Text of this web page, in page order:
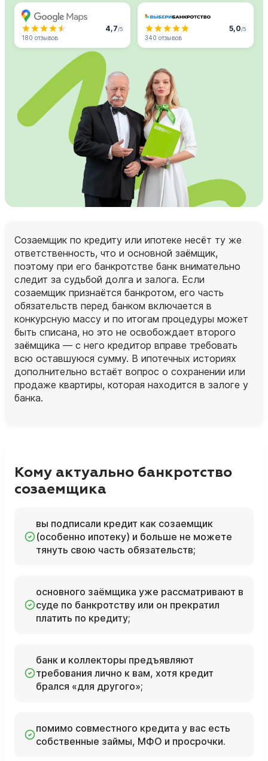
4,7/5
180 отзывов
5,0/5
340 отзывов
Созаемщик по кредиту или ипотеке несёт ту же
ответственность, что и основной заёмщик,
поэтому при его банкротстве банк внимательно
следит за судьбой долга и залога. Если
созаемщик признаётся банкротом, его часть
обязательств перед банком включается в
конкурсную массу и по итогам процедуры может
быть списана, но это не освобождает второго
заёмщика — с него кредитор вправе требовать
всю оставшуюся сумму. В ипотечных историях
дополнительно встаёт вопрос о сохранении или
продаже квартиры, которая находится в залоге у
банка.
Кому актуально банкротство
созаемщика
вы подписали кредит как созаемщик
(особенно ипотеку) и больше не можете
тянуть свою часть обязательств;
основного заёмщика уже рассматривают в
суде по банкротству или он прекратил
платить по кредиту;
банк и коллекторы предъявляют
требования лично к вам, хотя кредит
брался «для другого»;
помимо совместного кредита у вас есть
собственные займы, МФО и просрочки.